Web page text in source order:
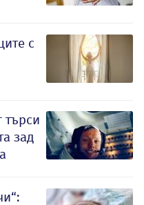
с
търси
зад